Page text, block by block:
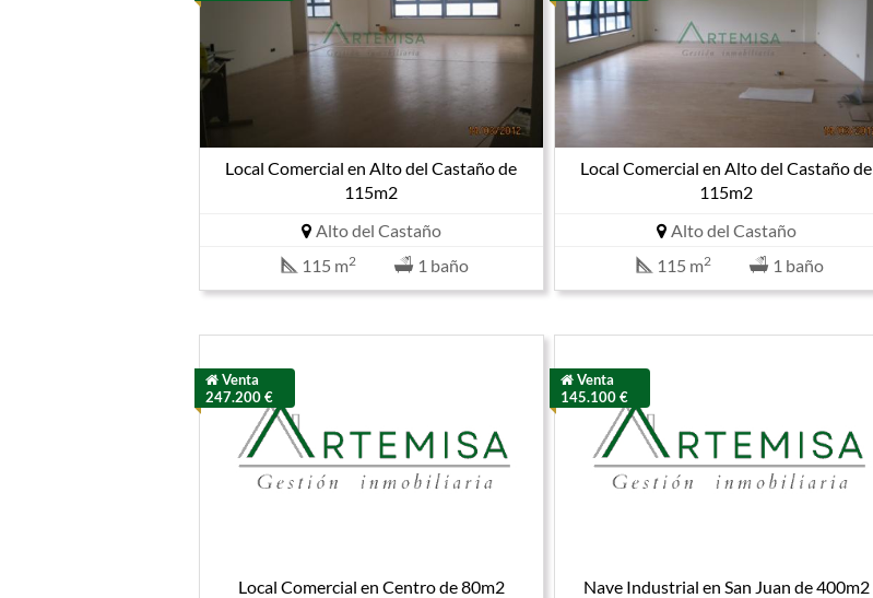
Local Comercial en Alto del Castaño de
115m2
Alto del Castaño
115 m2 1 baño
Local Comercial en Alto del Castaño de
115m2
Alto del Castaño
115 m2 1 baño
Venta
247.200 €
Local Comercial en Centro de 80m2
Venta
145.100 €
Nave Industrial en San Juan de 400m2